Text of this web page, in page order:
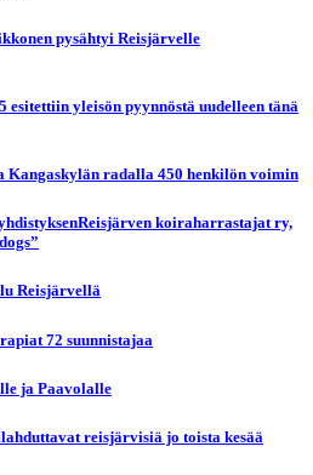
pysähtyi Reisjärvelle
esitettiin yleisön pyynnöstä uudelleen tänä
Kangaskylän radalla 450 henkilön voimin
koiraharrastajat ry,
Reisjärvellä
72 suunnistajaa
ja Paavolalle
reisjärvisiä jo toista kesää